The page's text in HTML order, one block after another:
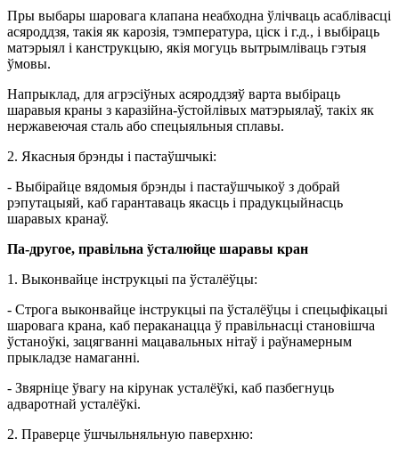
Пры выбары шаровага клапана неабходна ўлічваць асаблівасці
асяроддзя, такія як карозія, тэмпература, ціск і г.д., і выбіраць
матэрыял і канструкцыю, якія могуць вытрымліваць гэтыя
ўмовы.
Напрыклад, для агрэсіўных асяроддзяў варта выбіраць
шаравыя краны з каразійна-ўстойлівых матэрыялаў, такіх як
нержавеючая сталь або спецыяльныя сплавы.
2. Якасныя брэнды і пастаўшчыкі:
- Выбірайце вядомыя брэнды і пастаўшчыкоў з добрай
рэпутацыяй, каб гарантаваць якасць і прадукцыйнасць
шаравых кранаў.
Па-другое, правільна ўсталюйце шаравы кран
1. Выконвайце інструкцыі па ўсталёўцы:
- Строга выконвайце інструкцыі па ўсталёўцы і спецыфікацыі
шаровага крана, каб пераканацца ў правільнасці становішча
ўстаноўкі, зацягванні мацавальных нітаў і раўнамерным
прыкладзе намаганні.
- Звярніце ўвагу на кірунак усталёўкі, каб пазбегнуць
адваротнай усталёўкі.
2. Праверце ўшчыльняльную паверхню: